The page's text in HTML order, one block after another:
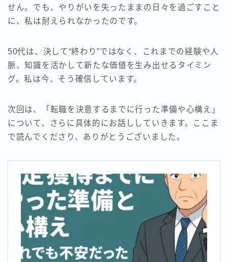
せん。でも、やりがいを失ったままの日々を過ごすこと
に、私は耐えられなかったのです。
50代は、決して“終わり”ではなく、これまでの経験や人
脈、知識を活かして新たな価値を生み出せるタイミン
グ。私は今、そう確信しています。
次回は、「転職を決意するまでに行った準備や心構え」
について、さらに具体的にお話ししていきます。ここま
で読んでくださり、ありがとうございました。